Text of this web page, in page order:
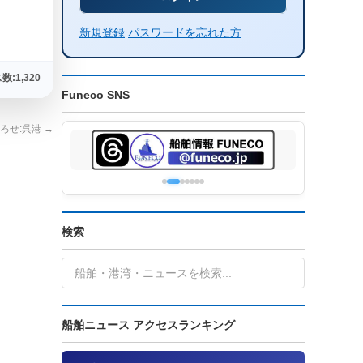
数:1,320
せ:呉港 →
新規登録 パスワードを忘れた方
Funeco SNS
検索
船舶ニュース アクセスランキング